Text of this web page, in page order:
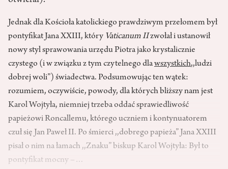
Jednak dla Kościoła katolickiego prawdziwym przełomem był
pontyfikat Jana XXIII, który Vaticanum IIzwołał i ustanowił
nowy styl sprawowania urzędu Piotra jako krystalicznie
czystego (i w związku z tym czytelnego dlawszystkich,,ludzi
dobrej woli”) świadectwa. Podsumowując ten wątek:
rozumiem, oczywiście, powody, dla których bliższy nam jest
Karol Wojtyła, niemniej trzeba oddać sprawiedliwość
papieżowi Roncallemu, którego uczniem i kontynuatorem
czuł się Jan Paweł II. Po śmierci ,,dobrego papieża” Jana XXIII
pisał o nim na łamach ,,Znaku” biskup Karol Wojtyła: Był to
pontyfikat mocny –…